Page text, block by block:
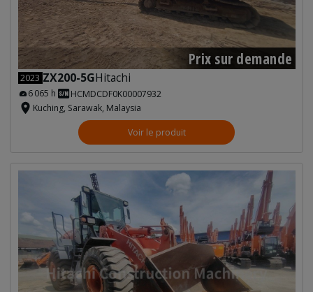
Prix sur demande
2023 ZX200-5GHitachi
6 065 h
HCMDCDF0K00007932
Kuching, Sarawak, Malaysia
Voir le produit